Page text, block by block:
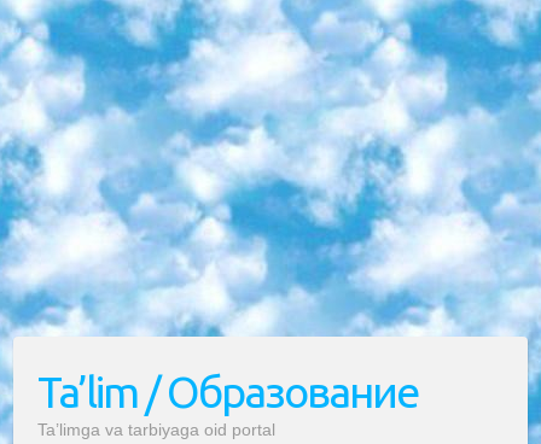
Ta’lim / Образование
Ta’limga va tarbiyaga oid portal